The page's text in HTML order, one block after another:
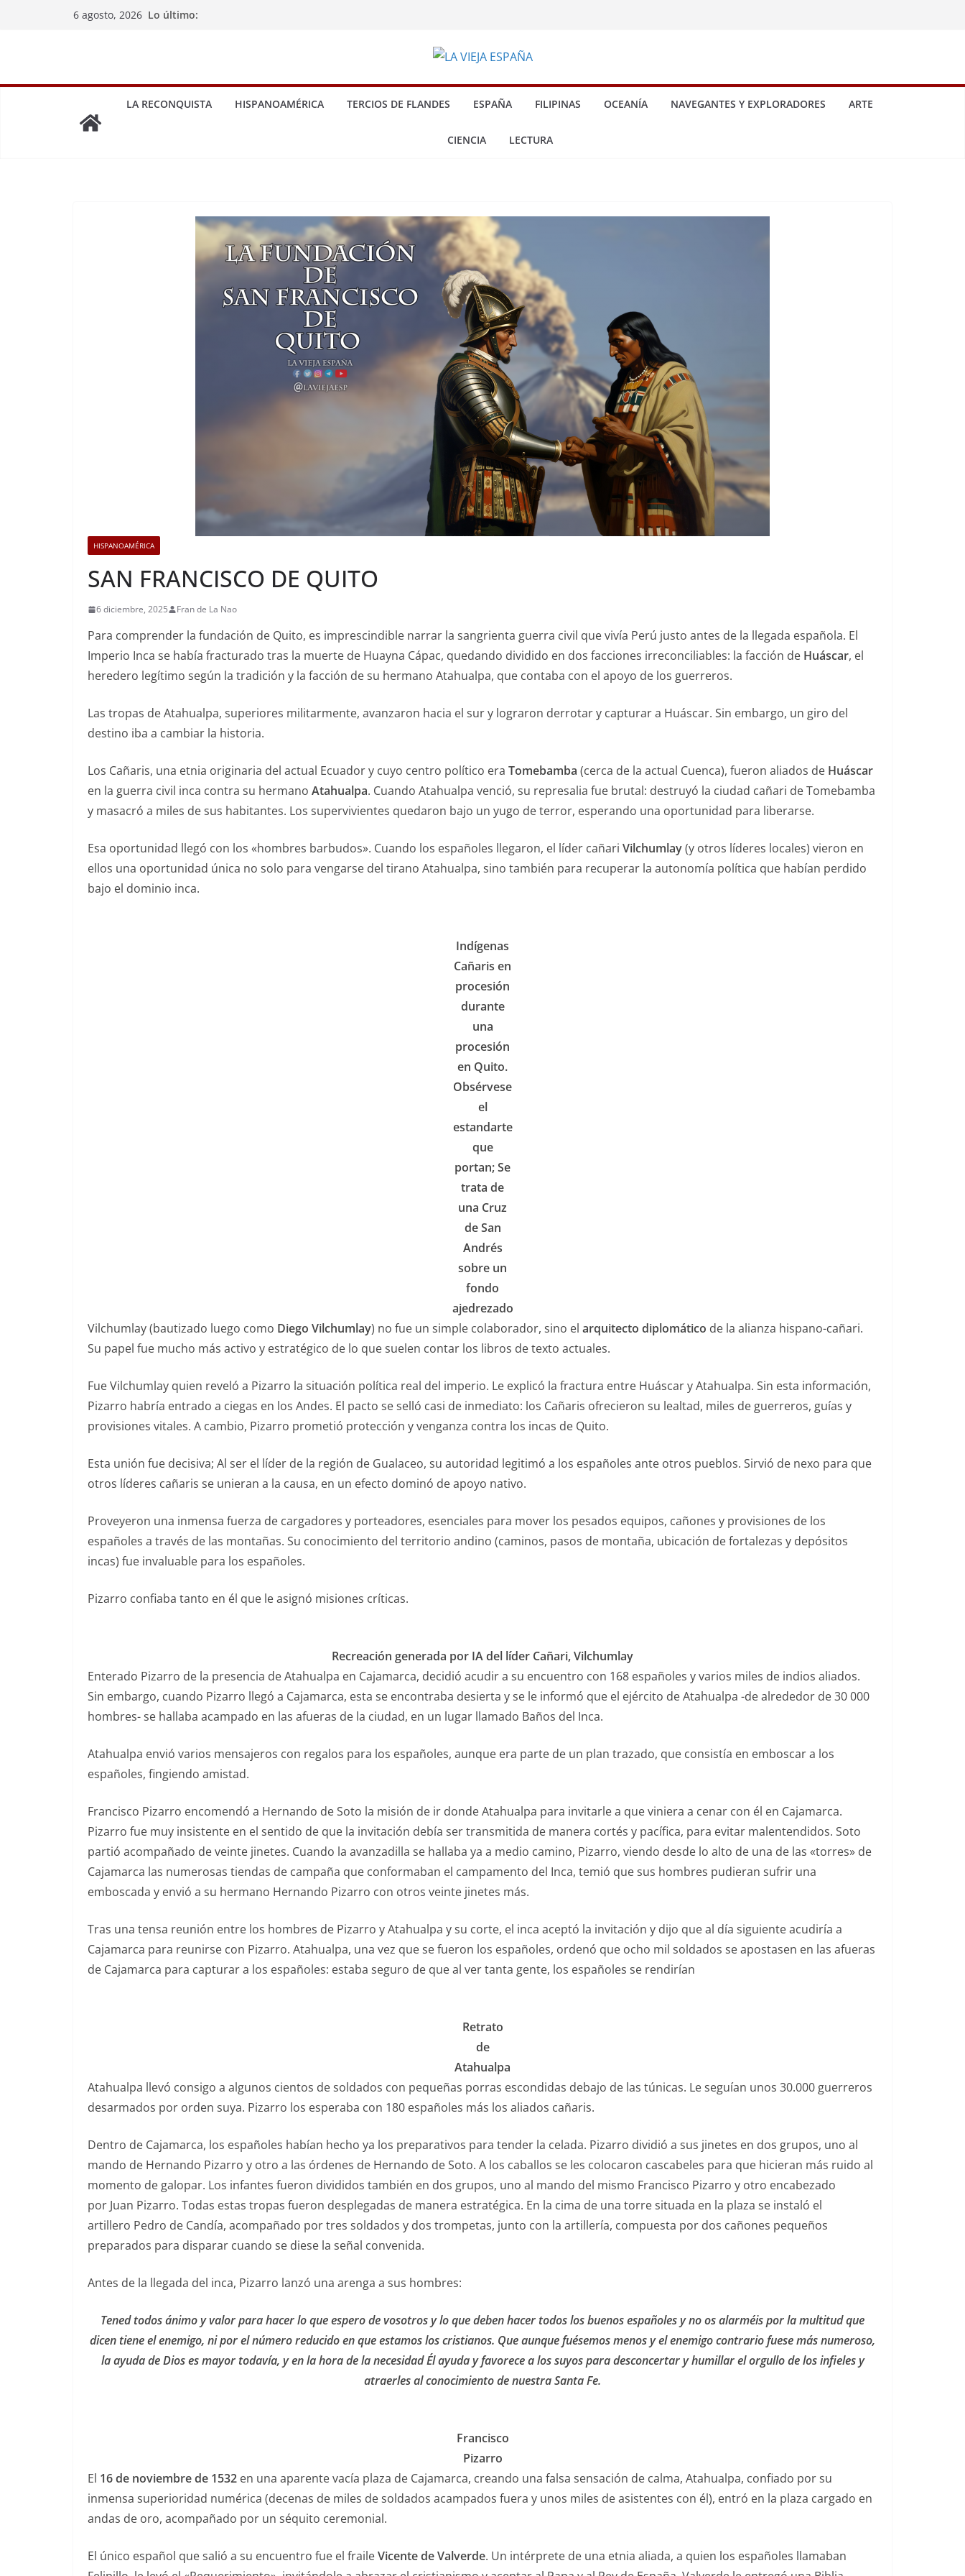
6 agosto, 2026 Lo último:
LA RECONQUISTA HISPANOAMÉRICA TERCIOS DE FLANDES ESPAÑA FILIPINAS OCEANÍA NAVEGANTES Y EXPLORADORES ARTE
CIENCIA LECTURA
HISPANOAMÉRICA
SAN FRANCISCO DE QUITO
6 diciembre, 2025 Fran de La Nao
Para comprender la fundación de Quito, es imprescindible narrar la sangrienta guerra civil que vivía Perú justo antes de la llegada española. El
Imperio Inca se había fracturado tras la muerte de Huayna Cápac, quedando dividido en dos facciones irreconciliables: la facción de Huáscar, el
heredero legítimo según la tradición y la facción de su hermano Atahualpa, que contaba con el apoyo de los guerreros.
Las tropas de Atahualpa, superiores militarmente, avanzaron hacia el sur y lograron derrotar y capturar a Huáscar. Sin embargo, un giro del
destino iba a cambiar la historia.
Los Cañaris, una etnia originaria del actual Ecuador y cuyo centro político era Tomebamba (cerca de la actual Cuenca), fueron aliados de Huáscar
en la guerra civil inca contra su hermano Atahualpa. Cuando Atahualpa venció, su represalia fue brutal: destruyó la ciudad cañari de Tomebamba
y masacró a miles de sus habitantes. Los supervivientes quedaron bajo un yugo de terror, esperando una oportunidad para liberarse.
Esa oportunidad llegó con los «hombres barbudos». Cuando los españoles llegaron, el líder cañari Vilchumlay(y otros líderes locales) vieron en
ellos una oportunidad única no solo para vengarse del tirano Atahualpa, sino también para recuperar la autonomía política que habían perdido
bajo el dominio inca.
Indígenas
Cañaris en
procesión
durante
una
procesión
en Quito.
Obsérvese
el
estandarte
que
portan; Se
trata de
una Cruz
de San
Andrés
sobre un
fondo
ajedrezado
Vilchumlay (bautizado luego como Diego Vilchumlay) no fue un simple colaborador, sino el arquitecto diplomático de la alianza hispano-cañari.
Su papel fue mucho más activo y estratégico de lo que suelen contar los libros de texto actuales.
Fue Vilchumlay quien reveló a Pizarro la situación política real del imperio. Le explicó la fractura entre Huáscar y Atahualpa. Sin esta información,
Pizarro habría entrado a ciegas en los Andes. El pacto se selló casi de inmediato: los Cañaris ofrecieron su lealtad, miles de guerreros, guías y
provisiones vitales. A cambio, Pizarro prometió protección y venganza contra los incas de Quito.
Esta unión fue decisiva; Al ser el líder de la región de Gualaceo, su autoridad legitimó a los españoles ante otros pueblos. Sirvió de nexo para que
otros líderes cañaris se unieran a la causa, en un efecto dominó de apoyo nativo.
Proveyeron una inmensa fuerza de cargadores y porteadores, esenciales para mover los pesados equipos, cañones y provisiones de los
españoles a través de las montañas. Su conocimiento del territorio andino (caminos, pasos de montaña, ubicación de fortalezas y depósitos
incas) fue invaluable para los españoles.
Pizarro confiaba tanto en él que le asignó misiones críticas.
Recreación generada por IA del líder Cañari, Vilchumlay
Enterado Pizarro de la presencia de Atahualpa en Cajamarca, decidió acudir a su encuentro con 168 españoles y varios miles de indios aliados.
Sin embargo, cuando Pizarro llegó a Cajamarca, esta se encontraba desierta y se le informó que el ejército de Atahualpa -de alrededor de 30 000
hombres- se hallaba acampado en las afueras de la ciudad, en un lugar llamado Baños del Inca.
Atahualpa envió varios mensajeros con regalos para los españoles, aunque era parte de un plan trazado, que consistía en emboscar a los
españoles, fingiendo amistad.
Francisco Pizarro encomendó a Hernando de Soto la misión de ir donde Atahualpa para invitarle a que viniera a cenar con él en Cajamarca.
Pizarro fue muy insistente en el sentido de que la invitación debía ser transmitida de manera cortés y pacífica, para evitar malentendidos. Soto
partió acompañado de veinte jinetes. Cuando la avanzadilla se hallaba ya a medio camino, Pizarro, viendo desde lo alto de una de las «torres» de
Cajamarca las numerosas tiendas de campaña que conformaban el campamento del Inca, temió que sus hombres pudieran sufrir una
emboscada y envió a su hermano Hernando Pizarro con otros veinte jinetes más.
Tras una tensa reunión entre los hombres de Pizarro y Atahualpa y su corte, el inca aceptó la invitación y dijo que al día siguiente acudiría a
Cajamarca para reunirse con Pizarro. Atahualpa, una vez que se fueron los españoles, ordenó que ocho mil soldados se apostasen en las afueras
de Cajamarca para capturar a los españoles: estaba seguro de que al ver tanta gente, los españoles se rendirían
Retrato
de
Atahualpa
Atahualpa llevó consigo a algunos cientos de soldados con pequeñas porras escondidas debajo de las túnicas. Le seguían unos 30.000 guerreros
desarmados por orden suya. Pizarro los esperaba con 180 españoles más los aliados cañaris.
Dentro de Cajamarca, los españoles habían hecho ya los preparativos para tender la celada. Pizarro dividió a sus jinetes en dos grupos, uno al
mando de Hernando Pizarro y otro a las órdenes de Hernando de Soto. A los caballos se les colocaron cascabeles para que hicieran más ruido al
momento de galopar. Los infantes fueron divididos también en dos grupos, uno al mando del mismo Francisco Pizarro y otro encabezado
por Juan Pizarro. Todas estas tropas fueron desplegadas de manera estratégica. En la cima de una torre situada en la plaza se instaló el
artillero Pedro de Candía, acompañado por tres soldados y dos trompetas, junto con la artillería, compuesta por dos cañones pequeños
preparados para disparar cuando se diese la señal convenida.​
Antes de la llegada del inca, Pizarro lanzó una arenga a sus hombres:
Tened todos ánimo y valor para hacer lo que espero de vosotros y lo que deben hacer todos los buenos españoles y no os alarméis por la multitud que
dicen tiene el enemigo, ni por el número reducido en que estamos los cristianos. Que aunque fuésemos menos y el enemigo contrario fuese más numeroso,
la ayuda de Dios es mayor todavía, y en la hora de la necesidad Él ayuda y favorece a los suyos para desconcertar y humillar el orgullo de los infieles y
atraerles al conocimiento de nuestra Santa Fe.
Francisco
Pizarro
El 16 de noviembre de 1532 en una aparente vacía plaza de Cajamarca, creando una falsa sensación de calma, Atahualpa, confiado por su
inmensa superioridad numérica (decenas de miles de soldados acampados fuera y unos miles de asistentes con él), entró en la plaza cargado en
andas de oro, acompañado por un séquito ceremonial.
El único español que salió a su encuentro fue el fraileVicente de Valverde. Un intérprete de una etnia aliada, a quien los españoles llamaban